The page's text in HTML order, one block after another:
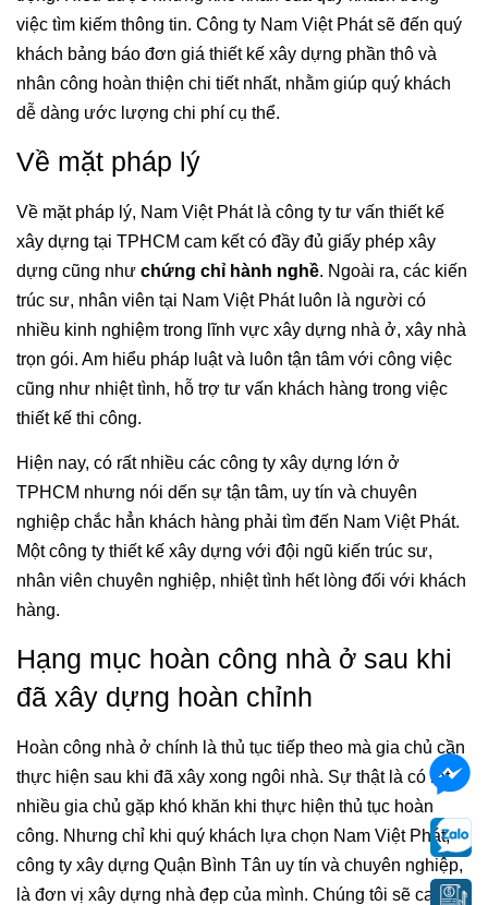
việc tìm kiếm thông tin. Công ty Nam Việt Phát sẽ đến quý
khách bảng báo đơn giá thiết kế xây dựng phần thô và
nhân công hoàn thiện chi tiết nhất, nhằm giúp quý khách
dễ dàng ước lượng chi phí cụ thể.
Về mặt pháp lý
Về mặt pháp lý, Nam Việt Phát là công ty tư vấn thiết kế
xây dựng tại TPHCM cam kết có đầy đủ giấy phép xây
dựng cũng như chứng chỉ hành nghề. Ngoài ra, các kiến
trúc sư, nhân viên tại Nam Việt Phát luôn là người có
nhiều kinh nghiệm trong lĩnh vực xây dựng nhà ở, xây nhà
trọn gói. Am hiểu pháp luật và luôn tận tâm với công việc
cũng như nhiệt tình, hỗ trợ tư vấn khách hàng trong việc
thiết kế thi công.
Hiện nay, có rất nhiều các công ty xây dựng lớn ở
TPHCM nhưng nói dến sự tận tâm, uy tín và chuyên
nghiệp chắc hẳn khách hàng phải tìm đến Nam Việt Phát.
Một công ty thiết kế xây dựng với đội ngũ kiến trúc sư,
nhân viên chuyên nghiệp, nhiệt tình hết lòng đối với khách
hàng.
Hạng mục hoàn công nhà ở sau khi
đã xây dựng hoàn chỉnh
Hoàn công nhà ở chính là thủ tục tiếp theo mà gia chủ cần
thực hiện sau khi đã xây xong ngôi nhà. Sự thật là có rất
nhiều gia chủ gặp khó khăn khi thực hiện thủ tục hoàn
công. Nhưng chỉ khi quý khách lựa chọn Nam Việt Phát,
công ty xây dựng Quận Bình Tân uy tín và chuyên nghiệp,
là đơn vị xây dựng nhà đẹp của mình. Chúng tôi sẽ cam